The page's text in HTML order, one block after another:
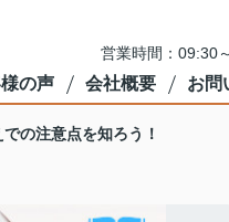
営業時間：09:30
の声 会社概要 お問
の注意点を知ろう！